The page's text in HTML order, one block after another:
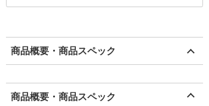
商品概要・商品スペック
商品概要・商品スペック